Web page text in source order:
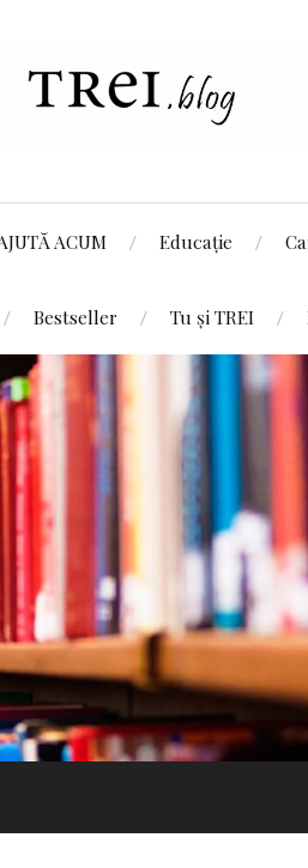
ACUM Educație
Bestseller Tu și TREI